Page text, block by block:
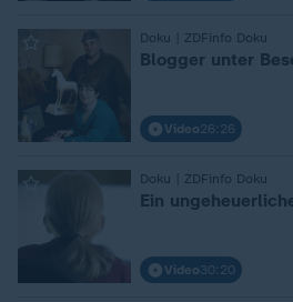
Doku | ZDFinfo Doku
Blogger unter
Video26:26
Doku | ZDFinfo Doku
Ein
Video30:20